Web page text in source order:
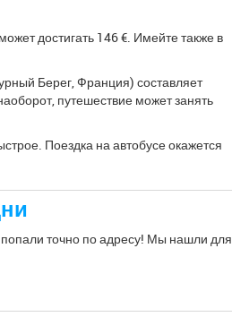
достигать 146 €. Имейте также в
Берег, Франция) составляет
путешествие может занять
Поездка на автобусе окажется
точно по адресу! Мы нашли для